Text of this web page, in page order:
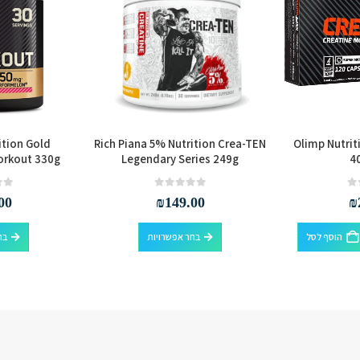
Olimp
₪
הוסף לסל
Rich Piana 5% Nutrition Crea-TEN
Legendary Series 249g
₪149.00
בחר אפשרויות
למוצר זה יש מספר סוגים. ניתן לבחור את האפשרויות בעמוד המוצר
Gold
330g